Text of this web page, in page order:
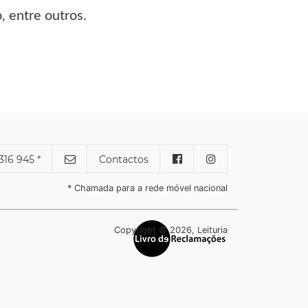
entre outros.
945 * Contactos
* Chamada para a rede móvel nacional
Copyright © 2026, Leituria